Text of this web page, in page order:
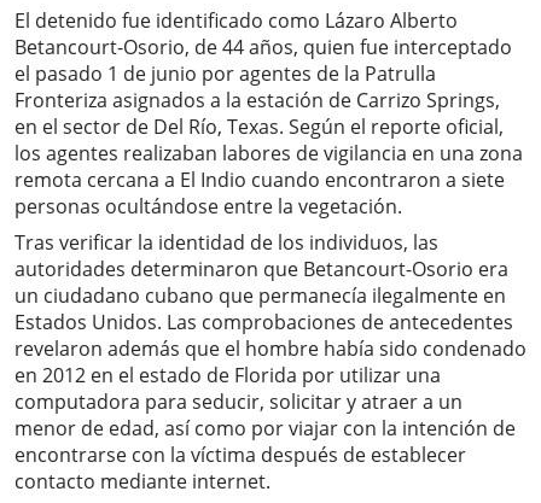
El detenido fue identificado como Lázaro Alberto
Betancourt-Osorio, de 44 años, quien fue interceptado
el pasado 1 de junio por agentes de la Patrulla
Fronteriza asignados a la estación de Carrizo Springs,
en el sector de Del Río, Texas. Según el reporte oficial,
los agentes realizaban labores de vigilancia en una zona
remota cercana a El Indio cuando encontraron a siete
personas ocultándose entre la vegetación.
Tras verificar la identidad de los individuos, las
autoridades determinaron que Betancourt-Osorio era
un ciudadano cubano que permanecía ilegalmente en
Estados Unidos. Las comprobaciones de antecedentes
revelaron además que el hombre había sido condenado
en 2012 en el estado de Florida por utilizar una
computadora para seducir, solicitar y atraer a un
menor de edad, así como por viajar con la intención de
encontrarse con la víctima después de establecer
contacto mediante internet.